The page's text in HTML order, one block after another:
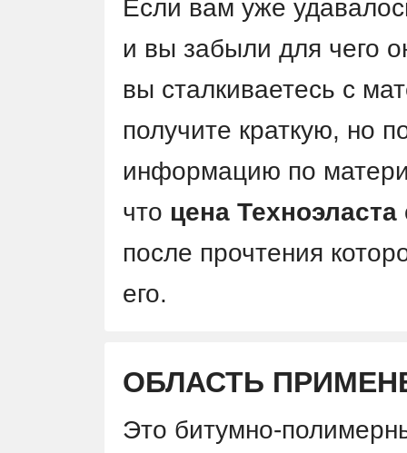
Если вам уже
и вы забыли для чего
вы сталкиваетесь с
получите краткую, но
информацию по
что цена Техноэласта
после прочтения
его.
ОБЛАСТЬ
Это битумно-